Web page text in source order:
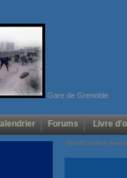
Gare de Grenoble
Forums Livre
Voir/Cacher